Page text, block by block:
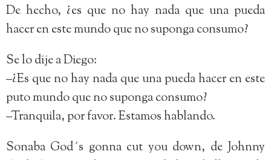
De hecho, ¿es que no hay nada que una pueda
hacer en este mundo que no suponga consumo?
Se lo dije a Diego:
–¿Es que no hay nada que una pueda hacer en este
puto mundo que no suponga consumo?
–Tranquila, por favor. Estamos hablando.
Sonaba God´s gonna cut you down, de Johnny